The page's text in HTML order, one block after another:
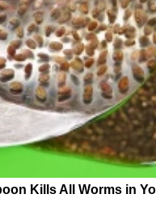
Kills All Worms in